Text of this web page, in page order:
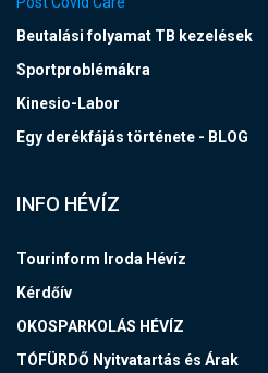
Beutalási folyamat TB kezelések
Sportproblémákra
Kinesio-Labor
Egy derékfájás története - BLOG
INFO HÉVÍZ
Tourinform Iroda Hévíz
Kérdőív
OKOSPARKOLÁS HÉVÍZ
TÓFÜRDŐ Nyitvatartás és Árak